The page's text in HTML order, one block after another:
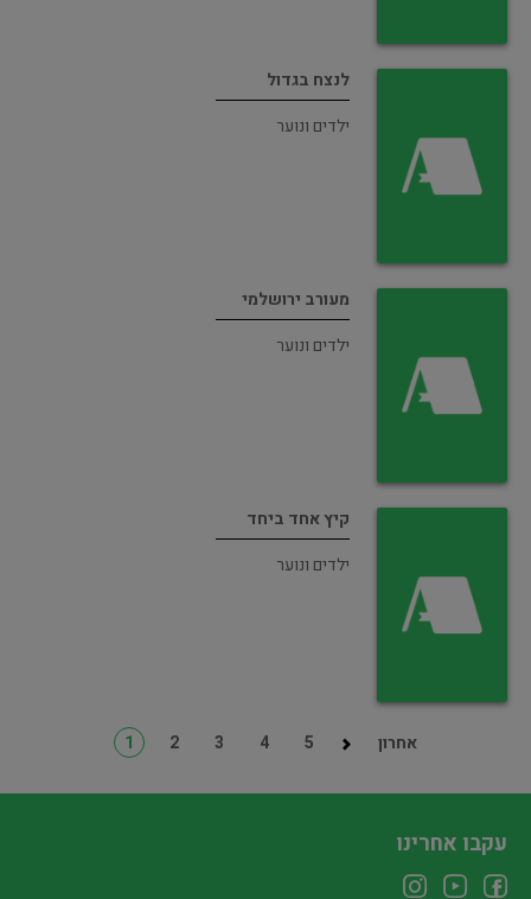
לנצח בגדול
ילדים ונוער
מעורב ירושלמי
ילדים ונוער
קיץ אחד ביחד
ילדים ונוער
1 2 3 4 5 אחרון
עקבו אחרינו